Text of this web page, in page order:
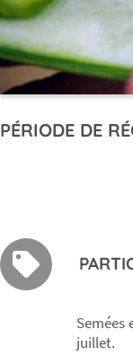
PÉRIODE DE
Semées
juillet.